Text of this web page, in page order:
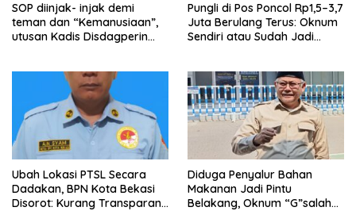
SOP diinjak- injak demi
teman dan “Kemanusiaan”,
utusan Kadis Disdagperin
Pungli di Pos Poncol Rp1,5–3,7
Juta Berulang Terus: Oknum
Sendiri atau Sudah Jadi
Ubah Lokasi PTSL Secara
Dadakan, BPN Kota Bekasi
Disorot: Kurang Transparan
Diduga Penyalur Bahan
Makanan Jadi Pintu
Belakang, Oknum “G”salah